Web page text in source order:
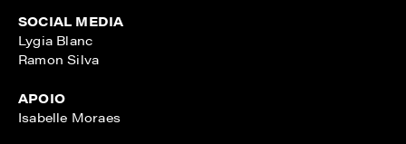
SOCIAL MEDIA
Lygia Blanc
Ramon Silva
APOIO
Isabelle Moraes